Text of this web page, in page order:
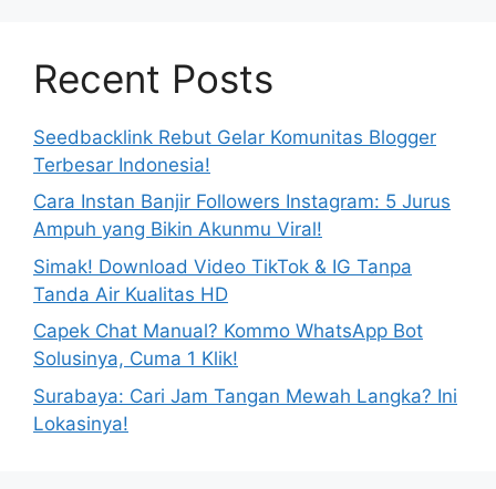
Recent Posts
Seedbacklink Rebut Gelar Komunitas Blogger
Terbesar Indonesia!
Cara Instan Banjir Followers Instagram: 5 Jurus
Ampuh yang Bikin Akunmu Viral!
Simak! Download Video TikTok & IG Tanpa
Tanda Air Kualitas HD
Capek Chat Manual? Kommo WhatsApp Bot
Solusinya, Cuma 1 Klik!
Surabaya: Cari Jam Tangan Mewah Langka? Ini
Lokasinya!